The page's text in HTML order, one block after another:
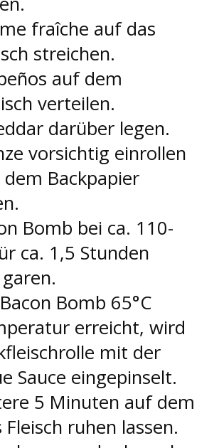
fraîche auf das
streichen.
auf dem
verteilen.
darüber legen.
vorsichtig einrollen
Backpapier
Bomb bei ca. 110-
ca. 1,5 Stunden
Bomb 65°C
erreicht, wird
mit der
Sauce eingepinselt.
5 Minuten auf dem
Fleisch ruhen lassen.